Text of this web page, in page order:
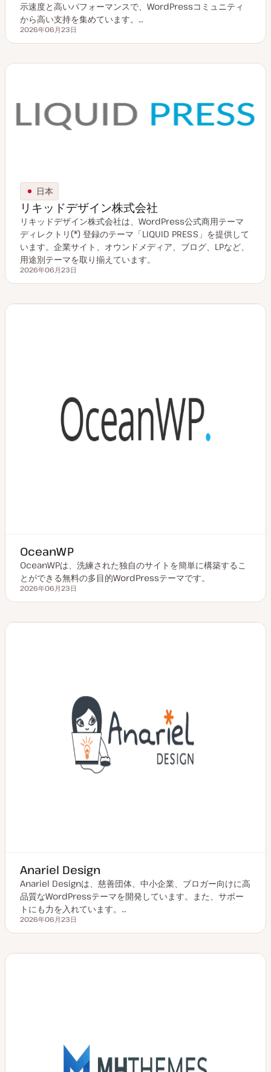
示速度と高いパフォーマンスで、WordPressコミュニティ
から高い支持を集めています。…
更新日
2026年06月23日
日本
リキッドデザイン株式会社
リキッドデザイン株式会社は、WordPress公式商用テーマ
ディレクトリ(*) 登録のテーマ「LIQUID PRESS」を提供して
います。企業サイト、オウンドメディア、ブログ、LPなど、
用途別テーマを取り揃えています。
更新日
2026年06月23日
OceanWP
OceanWPは、洗練された独自のサイトを簡単に構築するこ
とができる無料の多目的WordPressテーマです。
更新日
2026年06月23日
Anariel Design
Anariel Designは、慈善団体、中小企業、ブロガー向けに高
品質なWordPressテーマを開発しています。また、サポー
トにも力を入れています。…
更新日
2026年06月23日